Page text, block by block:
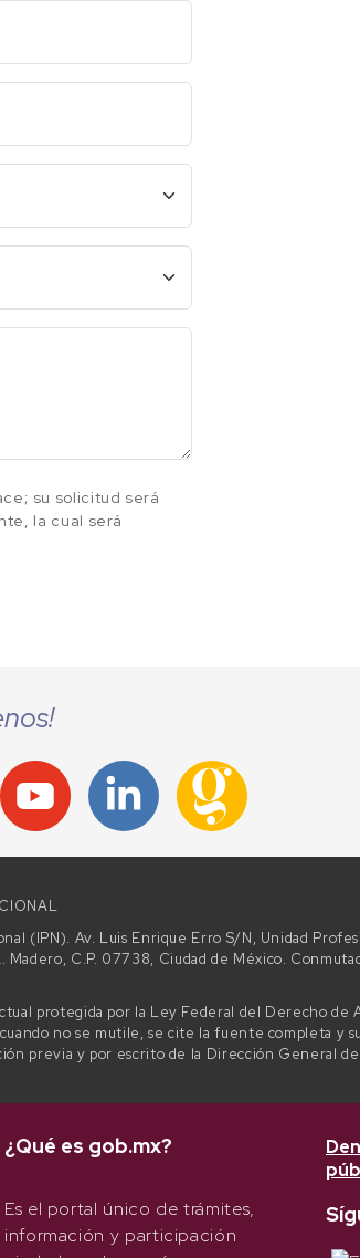
su solicitud será
la cual será
(IPN). Av. Luis Enrique Erro S/N, Unidad
Madero, C.P. 07738, Ciudad de México.
protegida por la Ley Federal del Derecho de
no se mutile, se cite la fuente completa y
previa y por escrito de la Dirección General
¿Qué es gob.mx?
Es el portal único de trámites,
información y participación